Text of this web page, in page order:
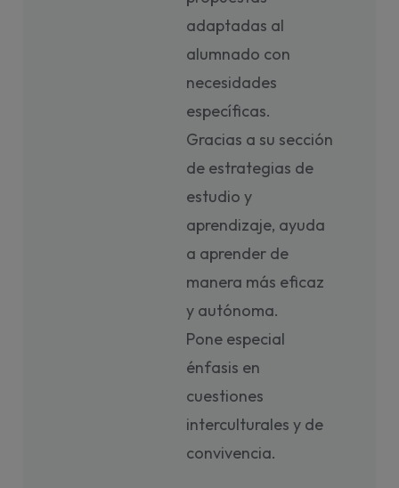
adaptadas al
alumnado con
necesidades
específicas.
Gracias a su sección
de estrategias de
estudio y
aprendizaje, ayuda
a aprender de
manera más eficaz
y autónoma.
Pone especial
énfasis en
cuestiones
interculturales y de
convivencia.